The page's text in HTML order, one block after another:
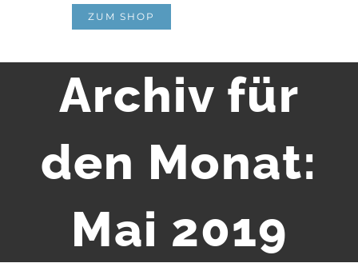
ZUM SHOP
Archiv für
den Monat:
Mai 2019